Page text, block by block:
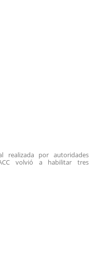
realizada por autoridades
volvió a habilitar tres